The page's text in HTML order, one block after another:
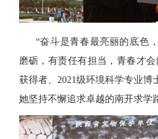
“奋斗是青春最亮丽的底色
磨砺，有责任有担当，青春才
获得者、 2021级环境科学专业博
她坚持不懈追求卓越的南开求学